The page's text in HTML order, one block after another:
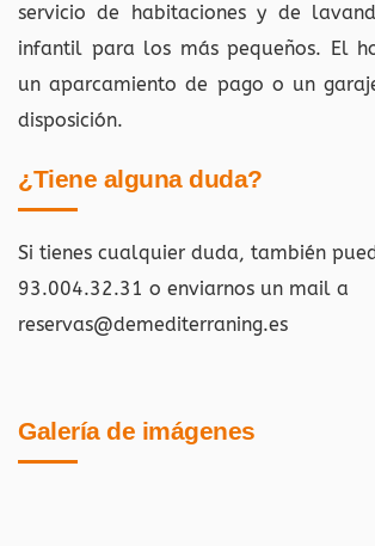
servicio de habitaciones y de
infantil para los más pequeños. El
un aparcamiento de pago o un
disposición.
¿Tiene alguna duda?
Si tienes cualquier duda, también
93.004.32.31 o enviarnos un mail a
reservas@demediterraning.es
Galería de imágenes